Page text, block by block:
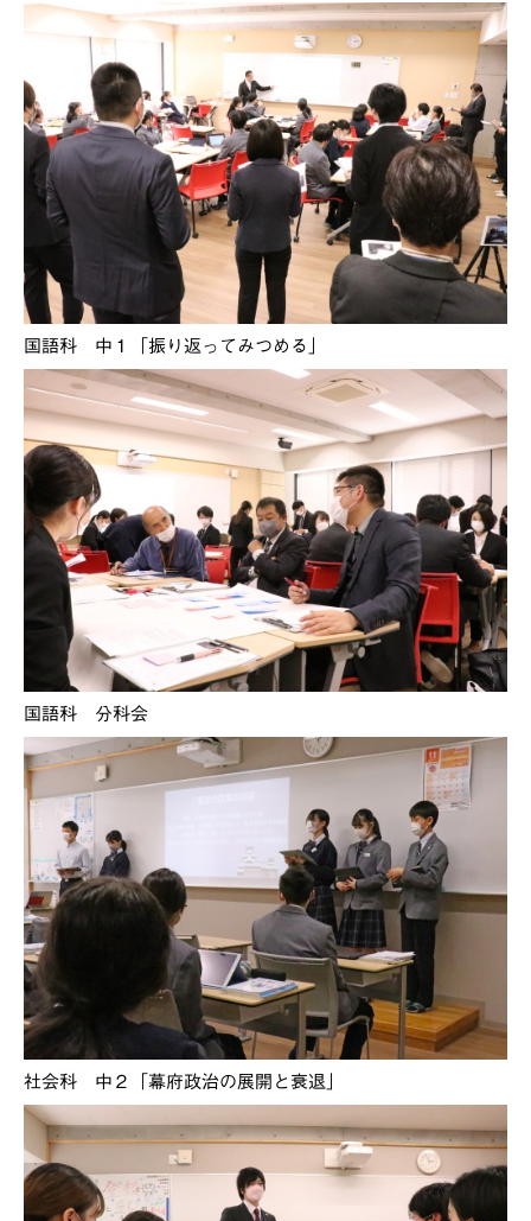
国語科 中１「振り返ってみつめる」
国語科 分科会
社会科 中２「幕府政治の展開と衰退」